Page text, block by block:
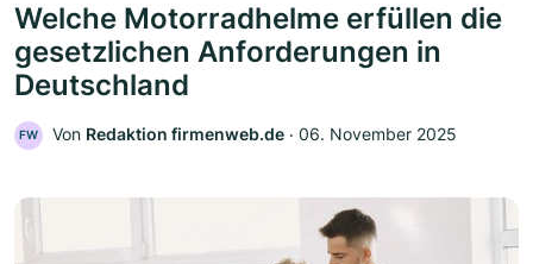
Welche Motorradhelme erfüllen die
gesetzlichen Anforderungen in
Deutschland
FW Von Redaktion firmenweb.de ‧ 06. November 2025